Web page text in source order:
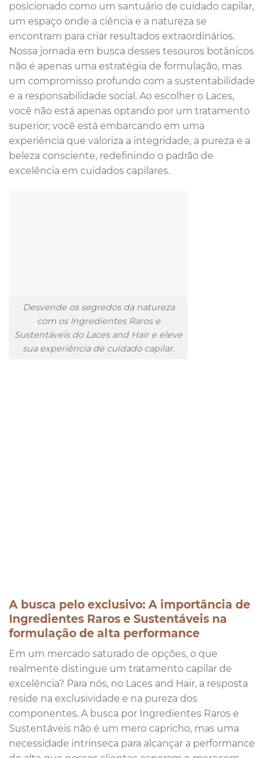
posicionado como um santuário de cuidado capilar,
um espaço onde a ciência e a natureza se
encontram para criar resultados extraordinários.
Nossa jornada em busca desses tesouros botânicos
não é apenas uma estratégia de formulação, mas
um compromisso profundo com a sustentabilidade
e a responsabilidade social. Ao escolher o Laces,
você não está apenas optando por um tratamento
superior; você está embarcando em uma
experiência que valoriza a integridade, a pureza e a
beleza consciente, redefinindo o padrão de
excelência em cuidados capilares.
Desvende os segredos da natureza
com os Ingredientes Raros e
Sustentáveis do Laces and Hair e eleve
sua experiência de cuidado capilar.
A busca pelo exclusivo: A importância de
Ingredientes Raros e Sustentáveis na
formulação de alta performance
Em um mercado saturado de opções, o que
realmente distingue um tratamento capilar de
excelência? Para nós, no Laces and Hair, a resposta
reside na exclusividade e na pureza dos
componentes. A busca por Ingredientes Raros e
Sustentáveis não é um mero capricho, mas uma
necessidade intrínseca para alcançar a performance